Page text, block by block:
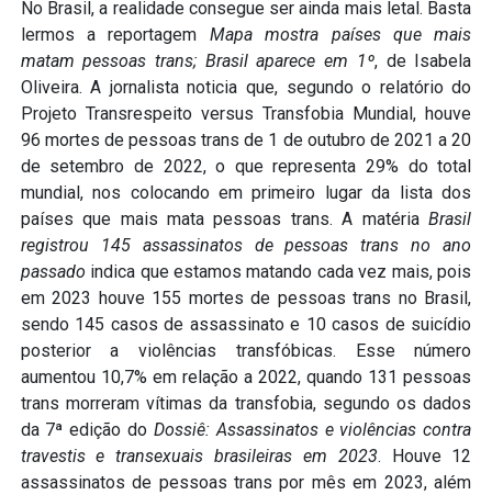
No Brasil, a realidade consegue ser ainda mais letal. Basta
lermos a reportagem Mapa mostra países que mais
matam pessoas trans; Brasil aparece em 1º, de Isabela
Oliveira. A jornalista noticia que, segundo o relatório do
Projeto Transrespeito versus Transfobia Mundial, houve
96 mortes de pessoas trans de 1 de outubro de 2021 a 20
de setembro de 2022, o que representa 29% do total
mundial, nos colocando em primeiro lugar da lista dos
países que mais mata pessoas trans. A matériaBrasil
registrou 145 assassinatos de pessoas trans no ano
passado indica que estamos matando cada vez mais, pois
em 2023 houve 155 mortes de pessoas trans no Brasil,
sendo 145 casos de assassinato e 10 casos de suicídio
posterior a violências transfóbicas. Esse número
aumentou 10,7% em relação a 2022, quando 131 pessoas
trans morreram vítimas da transfobia, segundo os dados
da 7ª edição do Dossiê: Assassinatos e violências contra
travestis e transexuais brasileiras em 2023. Houve 12
assassinatos de pessoas trans por mês em 2023, além